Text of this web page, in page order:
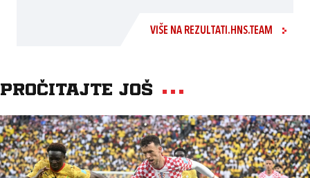
VIŠE NA REZULTATI.HNS.TEAM
Pročitajte još